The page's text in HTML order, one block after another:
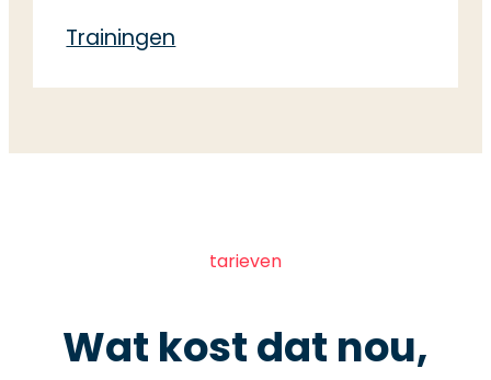
Trainingen
tarieven
Wat kost dat nou,